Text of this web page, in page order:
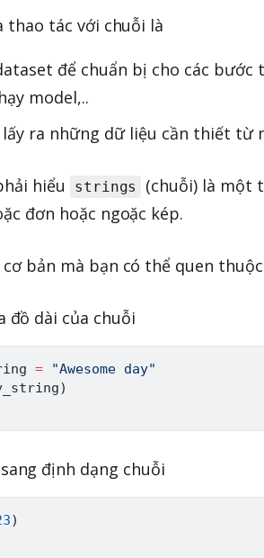
thao tác với chuỗi là
để chuẩn bị cho các
model,..
lấy ra những dữ liệu cần thiết
hiểu strings
(chuỗi) là một
đơn hoặc ngoặc kép.
cơ bản mà bạn có thể quen
đồ dài của chuỗi
=
"Awesome day"
)
định dạng chuỗi
)